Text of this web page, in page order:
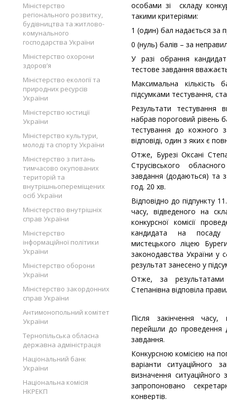
Міністерство
регіонального розвитку,
будівництва та житлово-
комунального
господарства України
Міністерство охорони
здоров’я
Міністерство екології та
природних ресурсів
України
Міністерство юстиції
України
Міністерство культури,
молоді та спорту України
Міністерство з питань
тимчасово окупованих
територій та
внутрішньопереміщених
осіб України
Міністерство внутрішніх
справ України
Міністерство
інформаційної політики
України
Міністерство оборони
України
Міністерство закордонних
справ України
Антимонопольний комітет
України
Тернопільська обласна
державна адміністрація
Національний банк
України
Національна комісія
НКРЕКП
особами зі складу
такими критеріями:
1 (один) бал надається за
0 (нуль) балів – за
У разі обрання
тестове завдання
Максимальна
підсумками тестування,
Результати тестування
набрав пороговий рівень
тестування до кожного
відповіді, один з яких є
Отже, Бурезі Оксані
Струсівського
завдання (додаються) та
год. 20 хв.
Відповідно до підпункту
часу, відведеного на
конкурсної комісії
кандидата на посаду
мистецького ліцею
законодавства України у
результат занесено у
Отже, за
Степанівна відповіла
Після закінчення часу,
перейшли до проведення
завдання.
Конкурсною комісією на
варіанти ситуаційного
визначення
запропоновано
конвертів.